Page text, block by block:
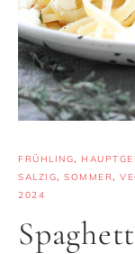
FRÜHLING,
SALZIG, SOMMER,
2024